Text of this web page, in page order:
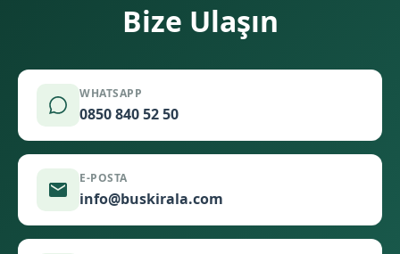
Bize Ulaşın
WHATSAPP
0850 840 52 50
E-POSTA
info@buskirala.com